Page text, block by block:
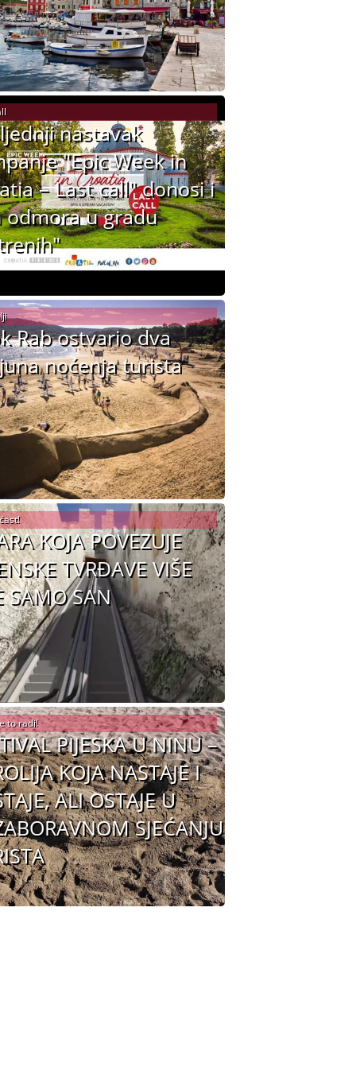
nastavak
"Epic Week in
– Last call" donosi i
odmora u gradu
Rab ostvario dva
noćenja turista
KOJA POVEZUJE
TVRĐAVE VIŠE
SAMO SAN
PIJESKA U NINU –
KOJA NASTAJE I
ALI OSTAJE U
SJEĆANJU
to radi!